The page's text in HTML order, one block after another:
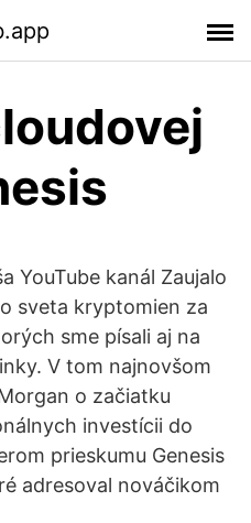
YouTube kanál Zaujalo
sveta kryptomien za
sme písali aj na
V tom najnovšom
o začiatku
investícii do
prieskumu Genesis
adresoval nováčikom